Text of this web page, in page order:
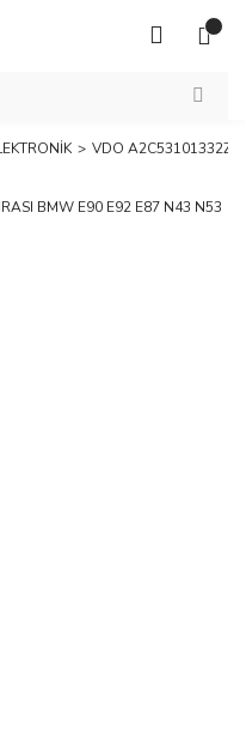
VDO A2C53101332Z